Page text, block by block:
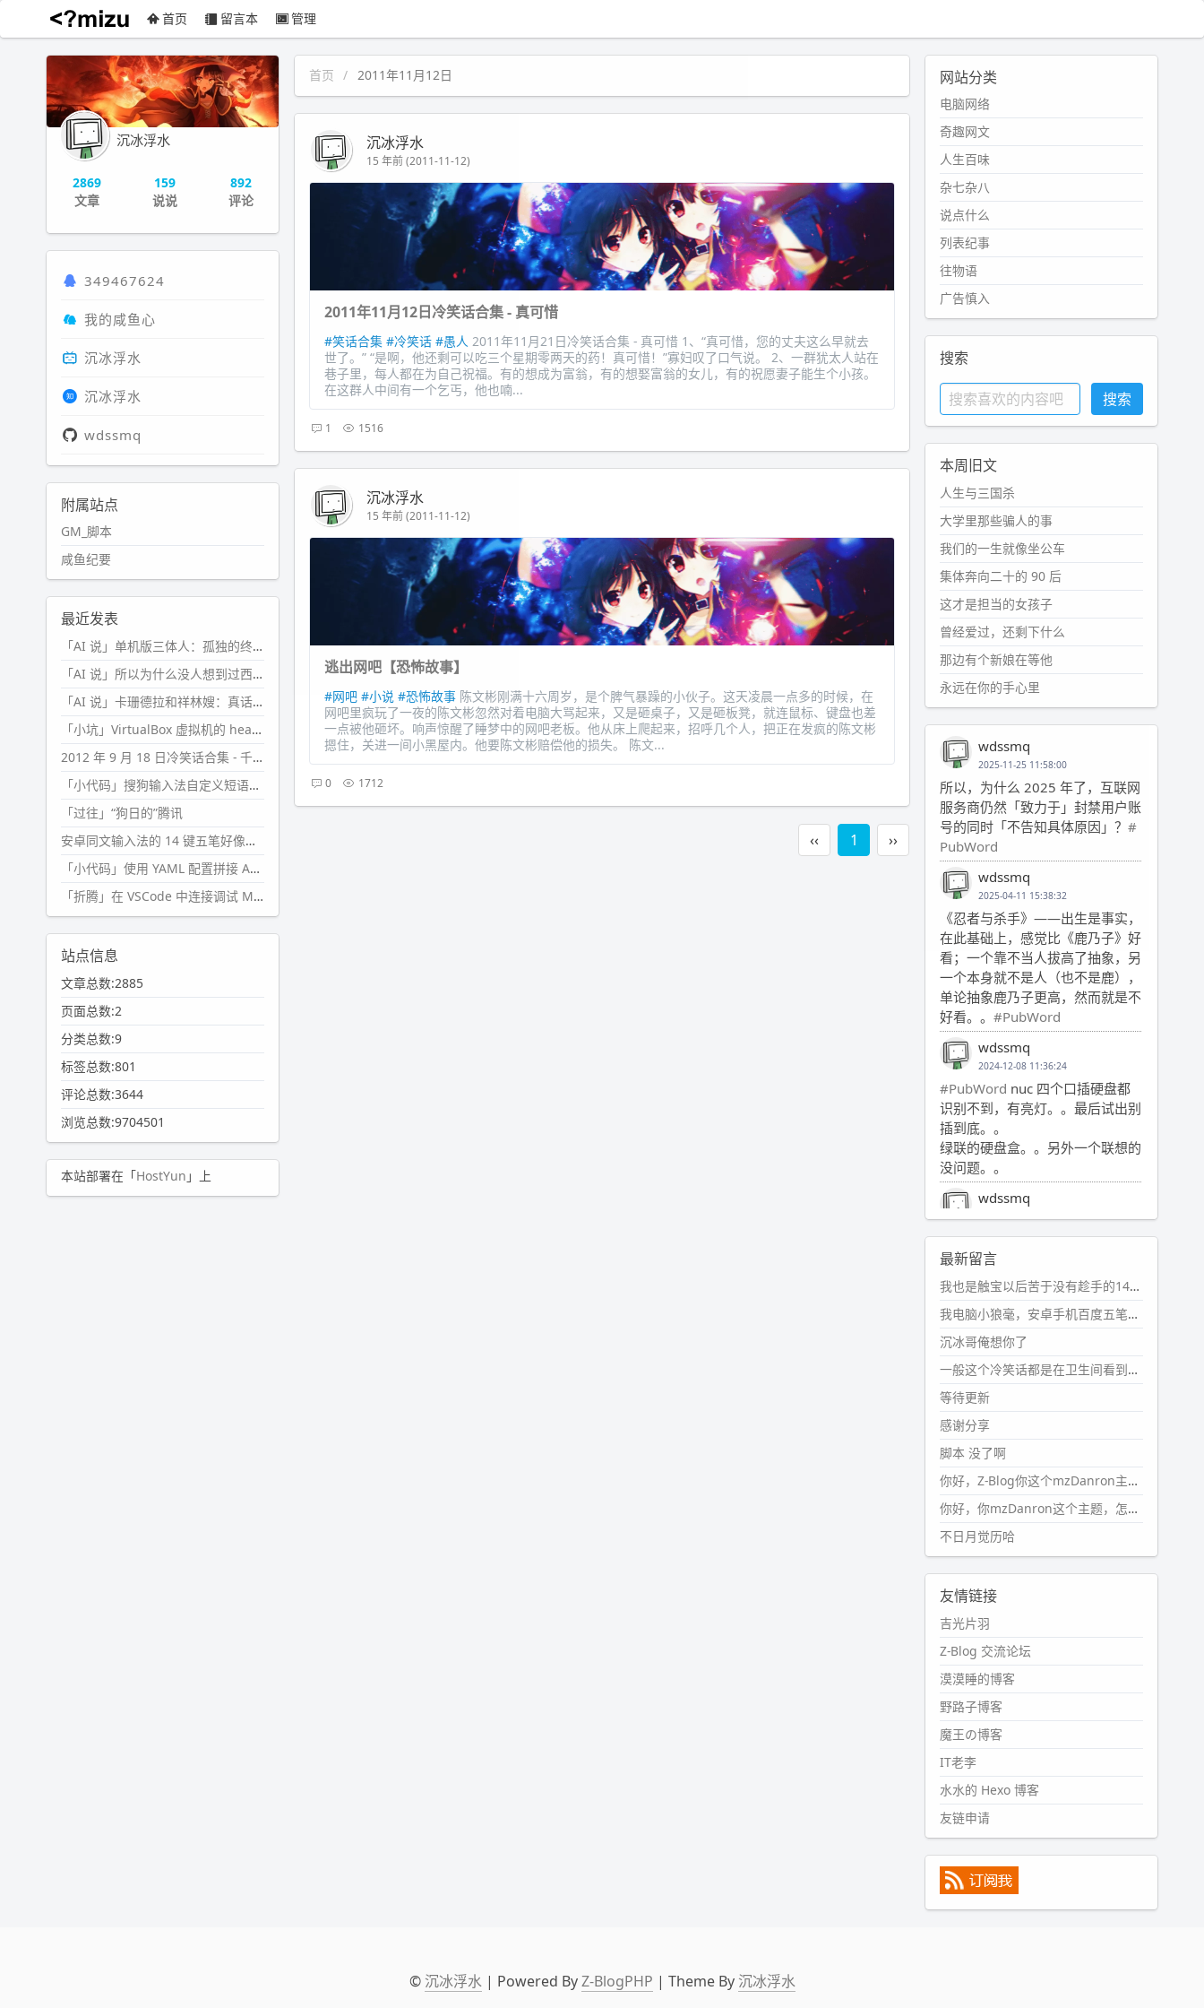
沉冰浮水 首页 留言本 管理
首页 2011年11月12日
沉冰浮水
15 年前 (2011-11-12)
2011年11月12日冷笑话合集 - 真可惜
#笑话合集 #冷笑话 #愚人 2011年11月21日冷笑话合集 - 真可惜 1、“真可惜，您的丈夫这么早就去
世了。” “是啊，他还剩可以吃三个星期零两天的药！真可惜！”寡妇叹了口气说。 2、一群犹太人站在
巷子里，每人都在为自己祝福。有的想成为富翁，有的想娶富翁的女儿，有的祝愿妻子能生个小孩。
在这群人中间有一个乞丐，他也喃...
1 1516
沉冰浮水
15 年前 (2011-11-12)
逃出网吧【恐怖故事】
#网吧 #小说 #恐怖故事 陈文彬刚满十六周岁，是个脾气暴躁的小伙子。这天凌晨一点多的时候，在
网吧里疯玩了一夜的陈文彬忽然对着电脑大骂起来，又是砸桌子，又是砸板凳，就连鼠标、键盘也差
一点被他砸坏。响声惊醒了睡梦中的网吧老板。他从床上爬起来，招呼几个人，把正在发疯的陈文彬
摁住，关进一间小黑屋内。他要陈文彬赔偿他的损失。 陈文...
0 1712
‹‹ 1 ››
沉冰浮水
2869
文章
159
说说
892
评论
349467624
我的咸鱼心
沉冰浮水
沉冰浮水
wdssmq
附属站点
GM_脚本
咸鱼纪要
最近发表
「AI 说」单机版三体人：孤独的终极形态
「AI 说」所以为什么没人想到过西西弗斯的膝盖状态？
「AI 说」卡珊德拉和祥林嫂：真话者的悲剧
「小坑」VirtualBox 虚拟机的 headless 启动方式
2012 年 9 月 18 日冷笑话合集 - 千万别惹女人
「小代码」搜狗输入法自定义短语分片管理「Python」
「过往」“狗日的”腾讯
安卓同文输入法的 14 键五笔好像终于能用了?
「小代码」使用 YAML 配置拼接 AI 提示词，随机及条件语句
「折腾」在 VSCode 中连接调试 Microsoft Edge
站点信息
文章总数:2885
页面总数:2
分类总数:9
标签总数:801
评论总数:3644
浏览总数:9704501
本站部署在「HostYun 」上
网站分类
电脑网络
奇趣网文
人生百味
杂七杂八
说点什么
列表纪事
往物语
广告慎入
搜索
本周旧文
人生与三国杀
大学里那些骗人的事
我们的一生就像坐公车
集体奔向二十的 90 后
这才是担当的女孩子
曾经爱过，还剩下什么
那边有个新娘在等他
永远在你的手心里
wdssmq
2025-11-25 11:58:00
所以，为什么 2025 年了，互联网
服务商仍然「致力于」封禁用户账
号的同时「不告知具体原因」？ #
PubWord
wdssmq
2025-04-11 15:38:32
《忍者与杀手》——出生是事实，
在此基础上，感觉比《鹿乃子》好
看；一个靠不当人拔高了抽象，另
一个本身就不是人（也不是鹿），
单论抽象鹿乃子更高，然而就是不
好看。。 #PubWord
wdssmq
2024-12-08 11:36:24
#PubWord nuc 四个口插硬盘都
识别不到，有亮灯。。最后试出别
插到底。。
绿联的硬盘盒。。另外一个联想的
没问题。。
wdssmq
2024-11-19 17:31:51
#PubWord近期观影记录：超级
马里奥，死侍与金刚狼。。
wdssmq
2024-10-08 10:12:25
#PubWord搬家也告一段落，虽
然搬过来的东西还得归置，新衣柜
虽说已经散俩月味儿了，但还是不
想放衣服进去。
wdssmq
2024-09-23 21:00:49
#PubWord
一次？？碎雨集_沉冰浮水_第1页
https://www.wdssmq.com/ta
g/%E7%A2%8E%E9%9B%A8%E
9%9B%86/
wdssmq
2024-09-23 20:58:40
话，2024 年目前只发了 13 条
嘟？？？？
wdssmq
2024-09-15 10:32:07
#PubWordVSCode 内 git 操作卡
住的时候没办法主动取消一直是个
痛点，一般都是推送或拉取，今天
连提交都卡了。。
wdssmq
#PubWord又一个夏天过去了，
所以今年也没买防水鞋套；然后天
凉了，为了应对踢被子买了睡袋，
不知道 1.2 米会不会略窄。。
最新留言
我也是触宝以后苦于没有趁手的14键五笔键盘久矣上面那位兄台用的百度双键点划布局我也用过很久，那个皮肤做得很粗糙，个别键位的触发区域是错位的，快速打字时很容易出错，修改它的皮肤文件校正后勉强能用，但早年出的皮肤分辨率太低，实在谈不上美观。百度小米定制版的商店里有一个"小黑板"皮肤还不错(百度官方输入法商店里没有)，但那个风格我不喜欢这两天找到了一个叫"森林集"的公众号，开发了海量的皮肤，很多都有14键版本，付费但很便宜，几块钱，终于有自己满意的输入法了搜了一下，这个工作室还是百度的官方合作伙伴，不知道为什么14键作品都不在官方商店上架，难道是百度官方在刻意放弃14键？
我电脑小狼毫，安卓手机百度五笔，皮肤用的双键点划，挺好的。
沉冰哥俺想你了
一般这个冷笑话都是在卫生间看到的多
等待更新
感谢分享
脚本 没了啊
你好，Z-Blog你这个mzDanron主题，怎么去除文章标题图像和文章摘要，仅显示标题，感谢回复！
你好，你mzDanron这个主题，怎么去除文章标题的图像和文章摘要！仅显示标题，感谢回复解决！
不日月觉历哈
友情链接
吉光片羽
Z-Blog 交流论坛
漠漠睡的博客
野路子博客
魔王の博客
IT老李
水水的 Hexo 博客
友链申请
© 沉冰浮水| Powered ByZ-BlogPHP | Theme By 沉冰浮水